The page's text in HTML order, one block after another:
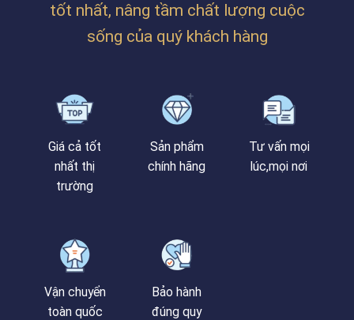
BÁ
VÀNH
tốt nhất, nâng tầm chất lượng cuộc
sống của quý khách hàng
Giá cả tốt
nhất thị
trường
Sản phẩm
chính hãng
Tư vấn mọi
lúc,mọi nơi
Vận chuyển
toàn quốc
Bảo hành
đúng quy